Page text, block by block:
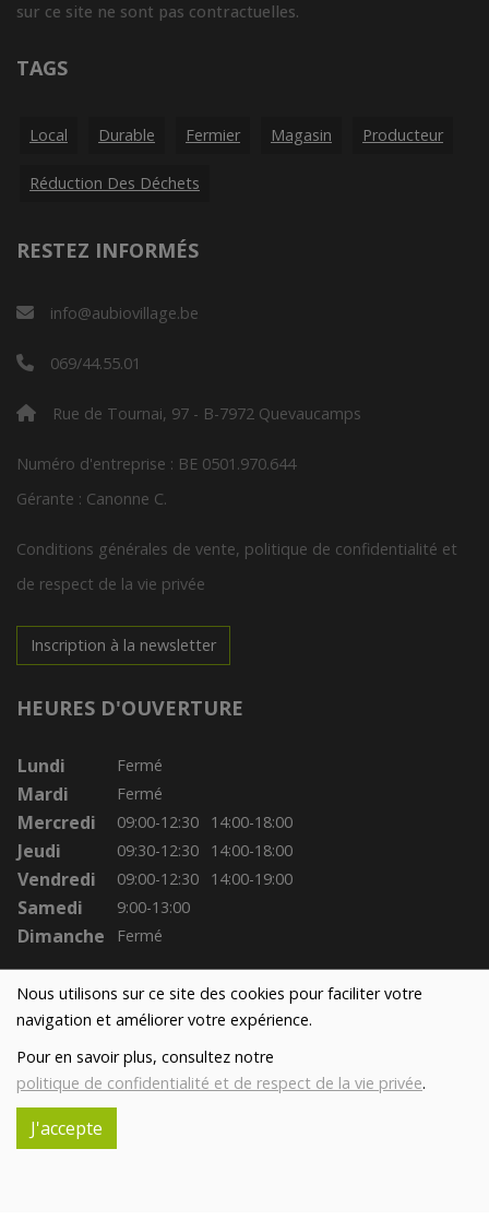
Nous utilisons sur ce site des cookies pour faciliter votre
navigation et améliorer votre expérience.
Pour en savoir plus, consultez notre
politique de confidentialité et de respect de la vie privée.
J'accepte
sur ce site ne sont pas contractuelles.
TAGS
Local Durable Fermier Magasin Producteur
Réduction Des Déchets
RESTEZ INFORMÉS
info@aubiovillage.be
069/44.55.01
Rue de Tournai, 97 - B-7972 Quevaucamps
Numéro d'entreprise : BE 0501.970.644
Gérante : Canonne C.
Conditions générales de vente, politique de confidentialité et
de respect de la vie privée
Inscription à la newsletter
HEURES D'OUVERTURE
Lundi Fermé
Mardi Fermé
Mercredi 09:00-12:30 14:00-18:00
Jeudi 09:30-12:30 14:00-18:00
Vendredi 09:00-12:30 14:00-19:00
Samedi 9:00-13:00
Dimanche Fermé